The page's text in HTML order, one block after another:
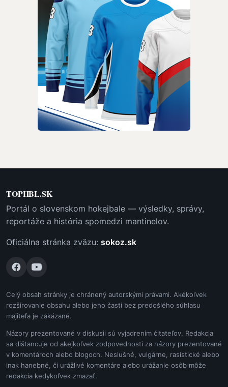
TOPHBL.SK
Portál o slovenskom hokejbale — výsledky, správy,
reportáže a história spomedzi mantinelov.
Oficiálna stránka zväzu: sokoz.sk
Celý obsah stránky je chránený autorskými právami. Akékoľvek
rozširovanie obsahu alebo jeho časti bez predošlého súhlasu
majiteľa je zakázané.
Názory prezentované v diskusii sú vyjadrením čitateľov. Redakcia
sa dištancuje od akejkoľvek zodpovednosti za názory prezentované
v komentároch alebo blogoch. Neslušné, vulgárne, rasistické alebo
inak hanebné, či urážlivé komentáre alebo urážanie osôb môže
redakcia kedykoľvek zmazať.